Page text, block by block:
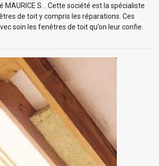
MAURICE S. . Cette société est la spécialiste
de toit y compris les réparations. Ces
soin les fenêtres de toit qu’on leur confie.